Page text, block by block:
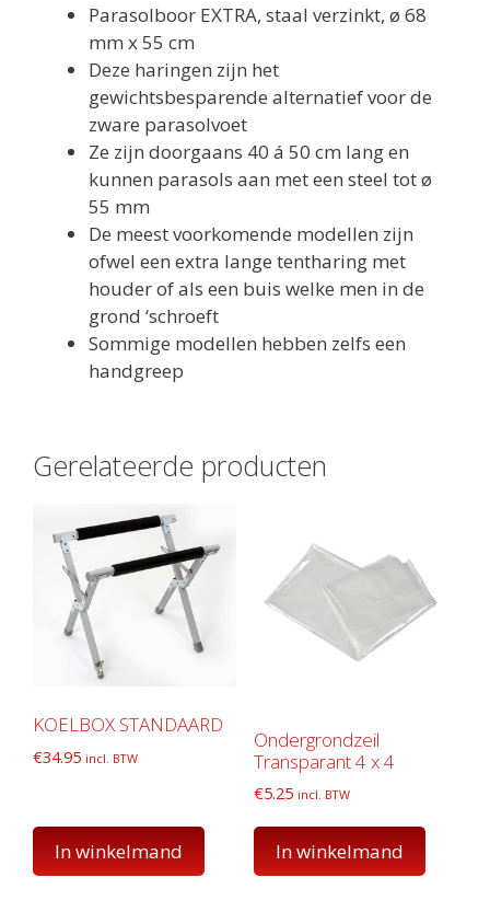
Parasolboor EXTRA, staal verzinkt, ø 68
mm x 55 cm
Deze haringen zijn het
gewichtsbesparende alternatief voor de
zware parasolvoet
Ze zijn doorgaans 40 á 50 cm lang en
kunnen parasols aan met een steel tot ø
55 mm
De meest voorkomende modellen zijn
ofwel een extra lange tentharing met
houder of als een buis welke men in de
grond ‘schroeft
Sommige modellen hebben zelfs een
handgreep
Gerelateerde producten
KOELBOX STANDAARD
€34.95 incl. BTW
In winkelmand
Ondergrondzeil
Transparant 4 x 4
€5.25 incl. BTW
In winkelmand